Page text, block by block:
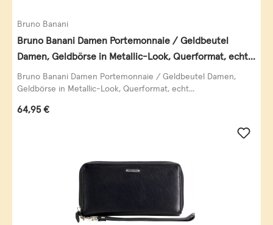
Bruno Banani
Bruno Banani Damen Portemonnaie / Geldbeutel
Damen, Geldbörse in Metallic-Look, Querformat, echt
Leder, schwarz-gold
Bruno Banani Damen Portemonnaie / Geldbeutel Damen,
Geldbörse in Metallic-Look, Querformat, echt...
Regulärer Preis:
64,95 €